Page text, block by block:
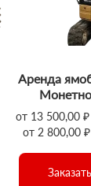
Аренда
от 13 500,00
от 2 800,00
Заказать